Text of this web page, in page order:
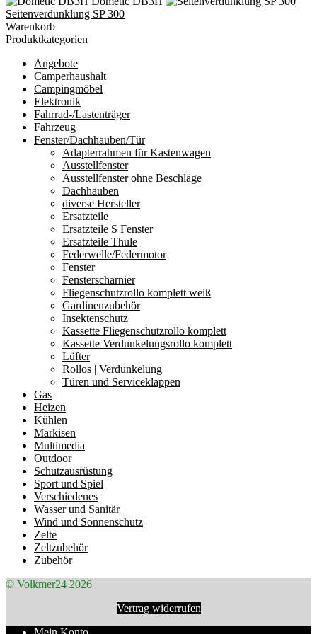
Seitenverdunklung SP 300
Warenkorb
Produktkategorien
Angebote
Camperhaushalt
Campingmöbel
Elektronik
Fahrrad-/Lastenträger
Fahrzeug
Fenster/Dachhauben/Tür
Adapterrahmen für Kastenwagen
Ausstellfenster
Ausstellfenster ohne Beschläge
Dachhauben
diverse Hersteller
Ersatzteile
Ersatzteile S Fenster
Ersatzteile Thule
Federwelle/Federmotor
Fenster
Fensterscharnier
Fliegenschutzrollo komplett weiß
Gardinenzubehör
Insektenschutz
Kassette Fliegenschutzrollo komplett
Kassette Verdunkelungsrollo komplett
Lüfter
Rollos | Verdunkelung
Türen und Serviceklappen
Gas
Heizen
Kühlen
Markisen
Multimedia
Outdoor
Schutzausrüstung
Sport und Spiel
Verschiedenes
Wasser und Sanitär
Wind und Sonnenschutz
Zelte
Zeltzubehör
Zubehör
© Volkmer24 2026
Vertrag widerrufen